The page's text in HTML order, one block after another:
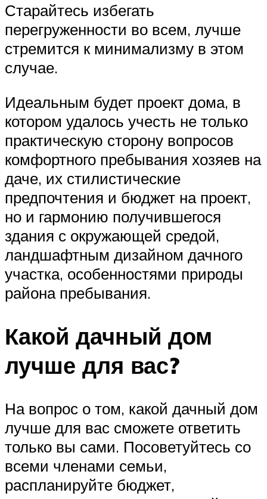
Старайтесь избегать
перегруженности во всем, лучше
стремится к минимализму в этом
случае.
Идеальным будет проект дома, в
котором удалось учесть не только
практическую сторону вопросов
комфортного пребывания хозяев на
даче, их стилистические
предпочтения и бюджет на проект,
но и гармонию получившегося
здания с окружающей средой,
ландшафтным дизайном дачного
участка, особенностями природы
района пребывания.
Какой дачный дом
лучше для вас?
На вопрос о том, какой дачный дом
лучше для вас сможете ответить
только вы сами. Посоветуйтесь со
всеми членами семьи,
распланируйте бюджет,